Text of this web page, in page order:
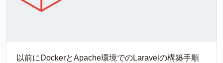
以前にDockerとApache環境でのLaravelの構築手順